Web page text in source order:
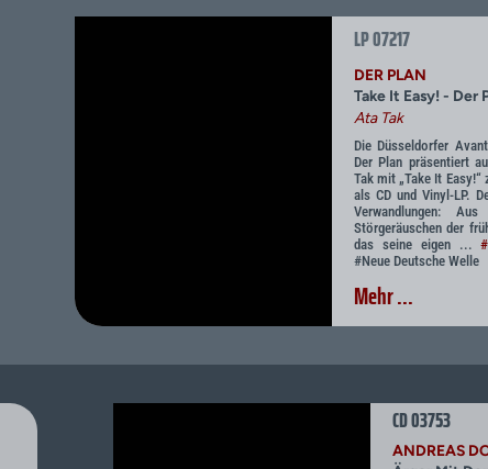
LP 07217
DER PLAN
Take It Easy! - Der
Ata Tak
Die Düsseldorfer
Der Plan präsentiert
Tak mit „Take It
als CD und Vinyl-LP.
Verwandlungen:
Störgeräuschen der
das seine eigen ...
#Neue Deutsche Welle
Mehr ...
CD 03753
ANDREAS